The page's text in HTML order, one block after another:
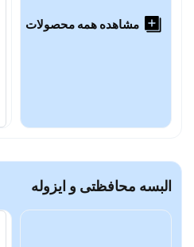
مشاهده همه محصولات
البسه محافظتی و ایزوله